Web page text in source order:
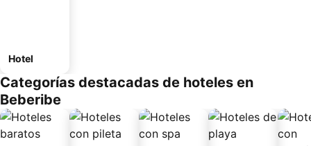
Hotel
Categorías destacadas de hoteles en
Beberibe